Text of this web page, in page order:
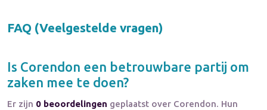
FAQ (Veelgestelde vragen)
Is Corendon een betrouwbare partij om
zaken mee te doen?
Er zijn 0 beoordelingen geplaatst over Corendon. Hun